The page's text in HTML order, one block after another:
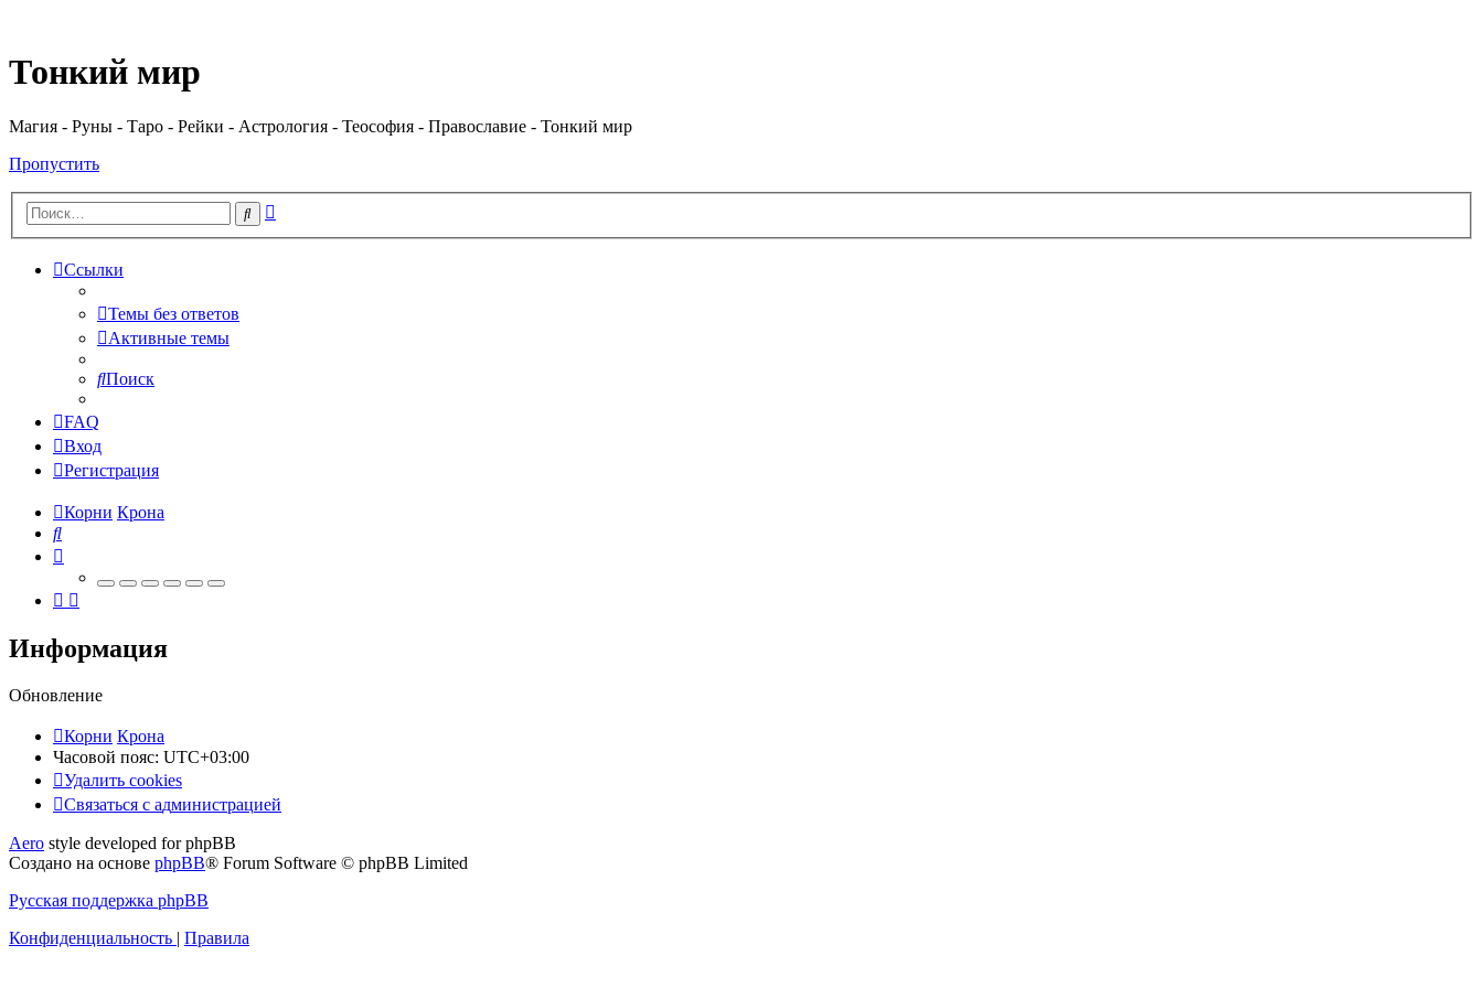
Тонкий мир
Магия - Руны - Таро - Рейки - Астрология - Теософия - Православие - Тонкий мир
Пропустить
Поиск
Ссылки
Темы без ответов
Активные темы
Поиск
FAQ
Вход
Регистрация
Корни Крона
Поиск
Информация
Обновление
Корни Крона
Часовой пояс: UTC+03:00
Удалить cookies
Связаться
администрацией
Связаться с администрацией
Aero style developed for phpBB
Создано на основе phpBB® Forum Software © phpBB Limited
Русская поддержка phpBB
Конфиденциальность | Правила